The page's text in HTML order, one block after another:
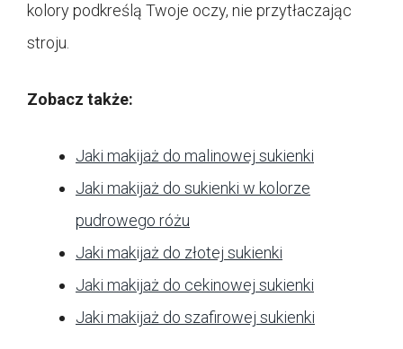
kolory podkreślą Twoje oczy, nie przytłaczając
stroju.
Zobacz także:
Jaki makijaż do malinowej sukienki
Jaki makijaż do sukienki w kolorze
pudrowego różu
Jaki makijaż do złotej sukienki
Jaki makijaż do cekinowej sukienki
Jaki makijaż do szafirowej sukienki